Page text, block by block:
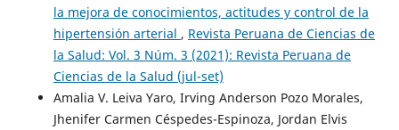
la mejora de conocimientos, actitudes y control de la
hipertensión arterial , Revista Peruana de Ciencias de
la Salud: Vol. 3 Núm. 3 (2021): Revista Peruana de
Ciencias de la Salud (jul-set)
Amalia V. Leiva Yaro, Irving Anderson Pozo Morales,
Jhenifer Carmen Céspedes-Espinoza, Jordan Elvis